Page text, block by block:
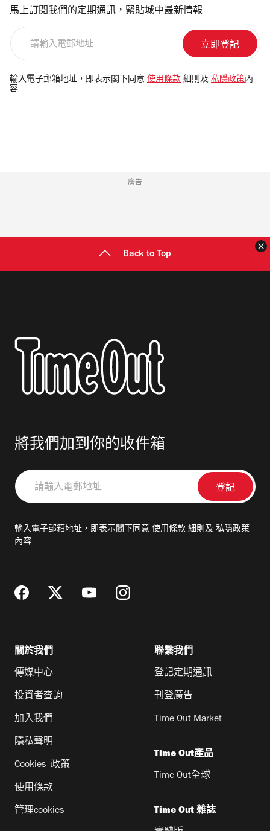
馬上訂閱我們的定期通訊，緊貼城中最新情報
電
郵
輸入電子郵箱地址，即表示閣下同意 使用條款 細則及 私隱政策 內
容
廣告
Back to Top
將我們加到你的收件箱
請
輸
郵
輸入電子郵箱地址，即表示閣下同意 使用條款 細則及 私隱政策
內容
關於我們
傳媒中心
投資者查詢
加入我們
隱私聲明
Cookies 政策
使用條款
管理cookies
聯繫我們
登記定期通訊
刊登廣告
Time Out Market
Time Out產品
Time Out全球
Time Out 雜誌